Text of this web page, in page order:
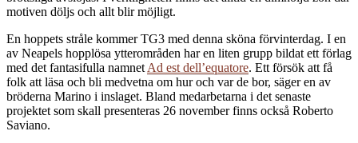
motiven döljs och allt blir möjligt.
En hoppets stråle kommer TG3 med denna sköna förvinterdag. I en
av Neapels hopplösa ytterområden har en liten grupp bildat ett förlag
med det fantasifulla namnet Ad est dell’equatore. Ett försök att få
folk att läsa och bli medvetna om hur och var de bor, säger en av
bröderna Marino i inslaget. Bland medarbetarna i det senaste
projektet som skall presenteras 26 november finns också Roberto
Saviano.